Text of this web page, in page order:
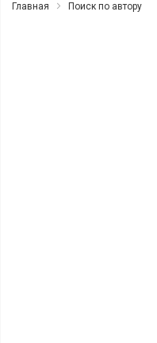
Главная Поиск по автору